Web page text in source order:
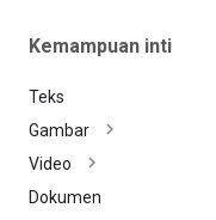
Kemampuan inti
Teks
Gambar
Video
Dokumen